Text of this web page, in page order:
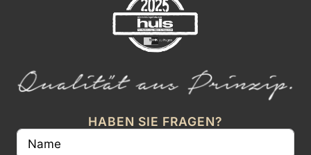
HABEN SIE FRAGEN?